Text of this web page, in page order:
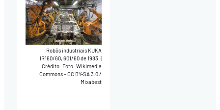
Robôs industriais KUKA
IR160/60, 601/60 de 1983.
Crédito: Foto: Wikimedia
Commons – CC BY-SA 3.0 /
Mixabest